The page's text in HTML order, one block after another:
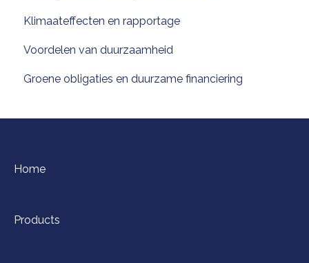
Klimaateffecten en rapportage
Voordelen van duurzaamheid
Groene obligaties en duurzame financiering
Home
Products